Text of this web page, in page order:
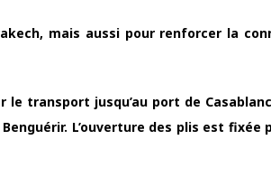
mais aussi pour renforcer la
transport jusqu’au port de
L’ouverture des plis est fixée